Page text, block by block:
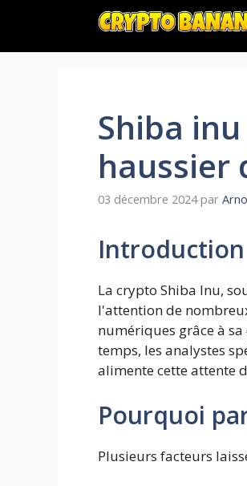
contenu
Shiba
haussier
03 décembre 2024 par
La crypto Shiba Inu,
l'attention de
numériques grâce à
temps, les analystes
alimente cette attente
Pourquoi
Plusieurs facteurs